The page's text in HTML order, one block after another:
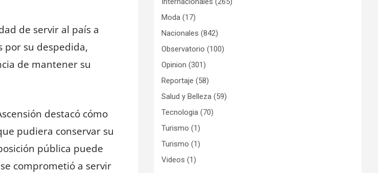
de servir al país a
por su despedida,
de mantener su
destacó cómo
pudiera conservar su
pública puede
comprometió a servir
Moda (17)
Nacionales (842)
Observatorio (100)
Opinion (301)
Reportaje (58)
Salud y Belleza (59)
Tecnologia (70)
Turismo (1)
Turismo (1)
Videos (1)